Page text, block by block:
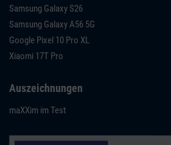
Samsung Galaxy S26
Samsung Galaxy A56 5G
Google Pixel 10 Pro XL
Xiaomi 17T Pro
Auszeichnungen
maXXim im Test